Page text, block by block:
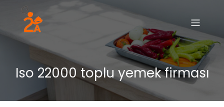
Iso 22000 toplu yemek firması